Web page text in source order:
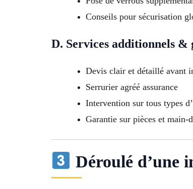
Conseils pour sécurisation
D. Services additionnels &
Devis clair et détaillé avant
Serrurier agréé assurance
Intervention sur tous types
Garantie sur pièces et main-
Déroulé d’une